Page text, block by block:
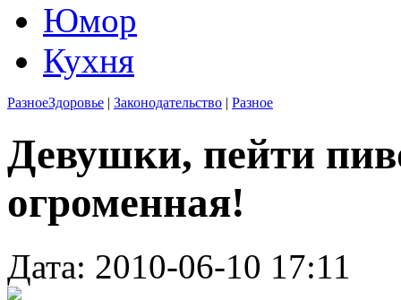
Юмор
Кухня
РазноеЗдоровье | Законодательство | Разное
Девушки, пейти
огроменная!
Дата: 2010-06-10 17:11